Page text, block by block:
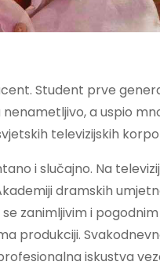
Student prve
a uspio
televizijskih
i slučajno. Na
dramskih
zanimljivim i
produkciji.
iskustva